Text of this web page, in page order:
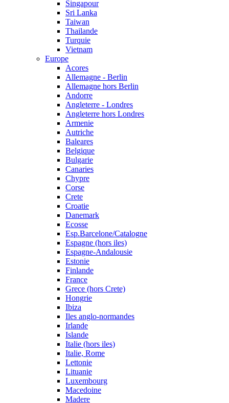
Singapour
Sri Lanka
Taiwan
Thailande
Turquie
Vietnam
Europe
Acores
Allemagne - Berlin
Allemagne hors Berlin
Andorre
Angleterre - Londres
Angleterre hors Londres
Armenie
Autriche
Baleares
Belgique
Bulgarie
Canaries
Chypre
Corse
Crete
Croatie
Danemark
Ecosse
Esp.Barcelone/Catalogne
Espagne (hors iles)
Espagne-Andalousie
Estonie
Finlande
France
Grece (hors Crete)
Hongrie
Ibiza
Iles anglo-normandes
Irlande
Islande
Italie (hors iles)
Italie, Rome
Lettonie
Lituanie
Luxembourg
Macedoine
Madere